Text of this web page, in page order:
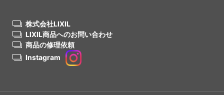
株式会社LIXIL
LIXIL商品へのお問い合わせ
商品の修理依頼
Instagram